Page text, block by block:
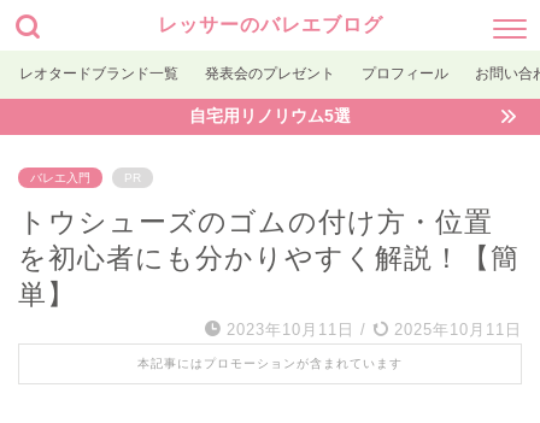
レッサーのバレエブログ
レオタードブランド一覧 発表会のプレゼント プロフィール お問い合
自宅用リノリウム5選
バレエ入門 PR
トウシューズのゴムの付け方・位置
を初心者にも分かりやすく解説！【簡
単】
2023年10月11日 / 2025年10月11日
本記事にはプロモーションが含まれています